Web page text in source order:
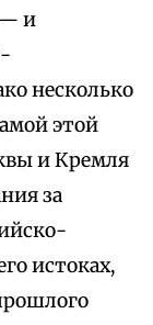
— и
несколько
этой
и Кремля
за
истоках,